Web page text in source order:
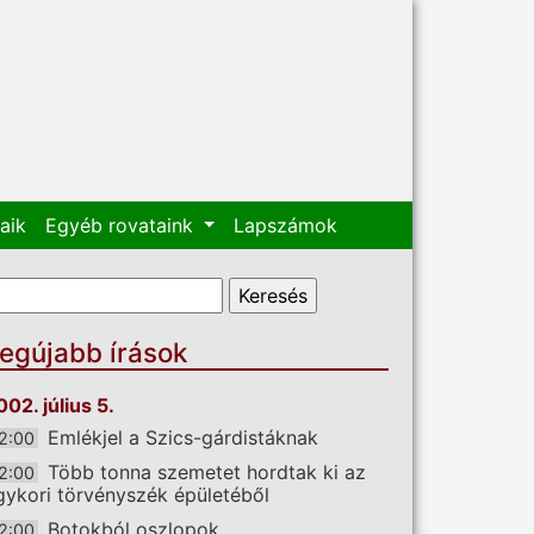
Egyéb rovataink Lapszámok
űrlap
írások
július 5.
Emlékjel a Szics-gárdistáknak
Több tonna szemetet hordtak ki az
törvényszék épületéből